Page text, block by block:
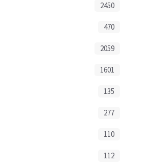
2450
470
2059
1601
135
277
110
112